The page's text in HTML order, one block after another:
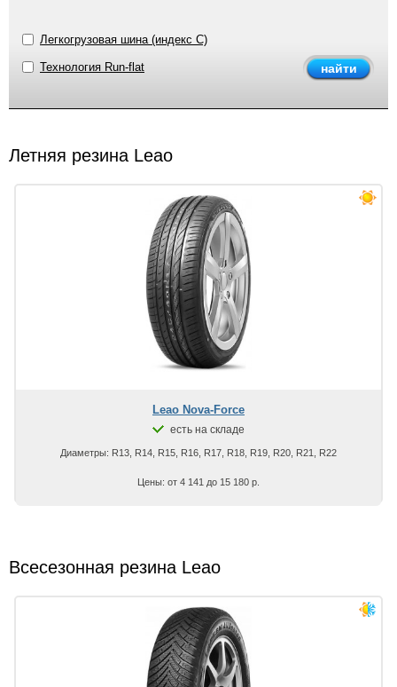
Легкогрузовая шина (индекс C)
Технология Run-flat
Летняя резина Leao
Leao Nova-Force
есть на складе
Диаметры: R13, R14, R15, R16, R17, R18, R19, R20, R21, R22
Цены: от 4 141 до 15 180 р.
Всесезонная резина Leao